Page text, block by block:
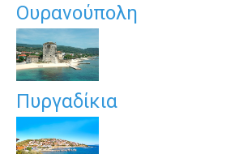
Ουρανούπολη
Πυργαδίκια